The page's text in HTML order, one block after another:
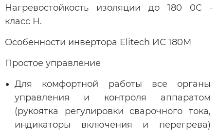
Нагревостойкость изоляции до 180 0С -
класс Н.
Особенности инвертора Elitech ИС 180М
Простое управление
Для комфортной работы все органы
управления и контроля аппаратом
(рукоятка регулировки сварочного тока,
индикаторы включения и перегрева)